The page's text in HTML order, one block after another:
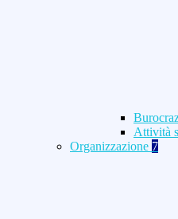
Attività
Organizzazione 7